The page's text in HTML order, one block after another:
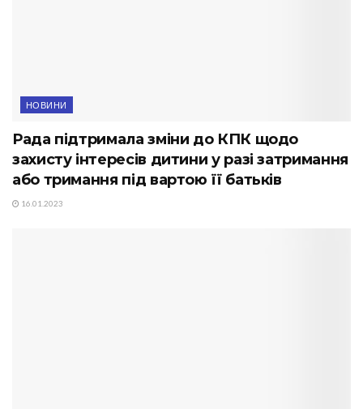
НОВИНИ
Рада підтримала зміни до КПК щодо
захисту інтересів дитини у разі затримання
або тримання під вартою її батьків
16.01.2023